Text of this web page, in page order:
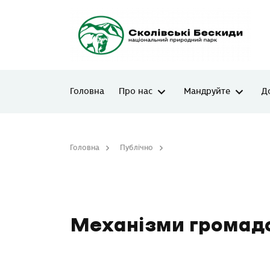
Головна Про нас Мандруйте
Головна Публічно
Механізми